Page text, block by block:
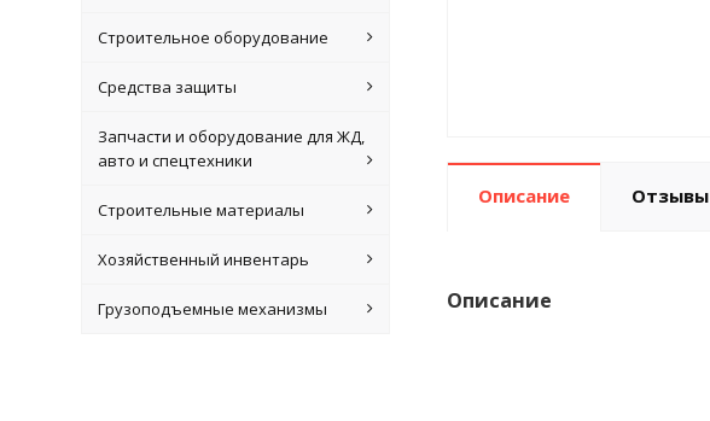
Строительное оборудование
Средства защиты
Запчасти и оборудование для ЖД,
авто и спецтехники
Строительные материалы
Хозяйственный инвентарь
Грузоподъемные механизмы
Описание Отзывы
Описание